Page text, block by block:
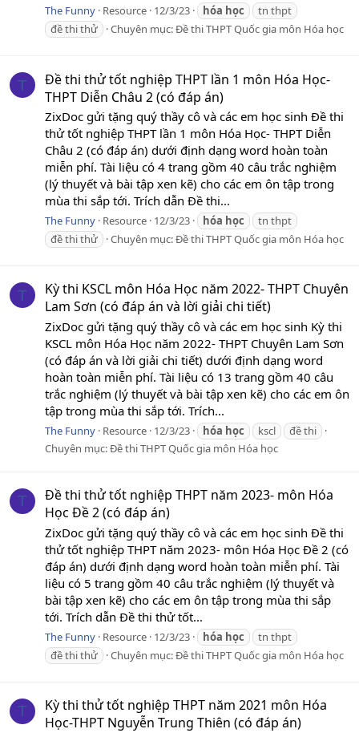
The Funny Resource 12/3/23 hóa học
tn thpt
đề thi thử
Chuyên mục:Đề thi THPT Quốc gia môn Hóa học
T
Đề thi thử tốt nghiệp THPT lần 1 môn Hóa Học-
THPT Diễn Châu 2 (có đáp án)
ZixDoc gửi tặng quý thầy cô và các em học sinh Đề thi
thử tốt nghiệp THPT lần 1 môn Hóa Học- THPT Diễn
Châu 2 (có đáp án) dưới định dạng word hoàn toàn
miễn phí. Tài liệu có 4 trang gồm 40 câu trắc nghiệm
(lý thuyết và bài tập xen kẽ) cho các em ôn tập trong
mùa thi sắp tới. Trích dẫn Đề thi...
The Funny Resource 12/3/23 hóa học
tn thpt
đề thi thử
Chuyên mục:Đề thi THPT Quốc gia môn Hóa học
T
Kỳ thi KSCL môn Hóa Học năm 2022- THPT Chuyên
Lam Sơn (có đáp án và lời giải chi tiết)
ZixDoc gửi tặng quý thầy cô và các em học sinh Kỳ thi
KSCL môn Hóa Học năm 2022- THPT Chuyên Lam Sơn
(có đáp án và lời giải chi tiết) dưới định dạng word
hoàn toàn miễn phí. Tài liệu có 13 trang gồm 40 câu
trắc nghiệm (lý thuyết và bài tập xen kẽ) cho các em ôn
tập trong mùa thi sắp tới. Trích...
The Funny Resource 12/3/23 hóa học kscl
đề thi
Chuyên mục:Đề thi THPT Quốc gia môn Hóa học
T
Đề thi thử tốt nghiệp THPT năm 2023- môn Hóa
Học Đề 2 (có đáp án)
ZixDoc gửi tặng quý thầy cô và các em học sinh Đề thi
thử tốt nghiệp THPT năm 2023- môn Hóa Học Đề 2 (có
đáp án) dưới định dạng word hoàn toàn miễn phí. Tài
liệu có 5 trang gồm 40 câu trắc nghiệm (lý thuyết và
bài tập xen kẽ) cho các em ôn tập trong mùa thi sắp
tới. Trích dẫn Đề thi thử tốt...
The Funny Resource 12/3/23 hóa học
tn thpt
đề thi thử
Chuyên mục:Đề thi THPT Quốc gia môn Hóa học
T
Kỳ thi thử tốt nghiệp THPT năm 2021 môn Hóa
Học-THPT Nguyễn Trung Thiên (có đáp án)